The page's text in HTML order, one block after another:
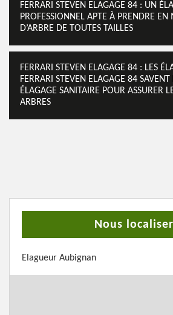
FERRARI STEVEN ELAGAGE 84 : UN
PROFESSIONNEL APTE À PRENDRE EN
D’ARBRE DE TOUTES TAILLES
FERRARI STEVEN ELAGAGE 84 : LES
FERRARI STEVEN ELAGAGE 84 SAVENT
ÉLAGAGE SANITAIRE POUR ASSURER
ARBRES
Nous localiser
Elagueur Aubignan